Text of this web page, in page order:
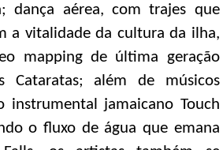
dança aérea, com trajes que
a vitalidade da cultura da ilha,
mapping de última geração
Cataratas; além de músicos
instrumental jamaicano Touch
o fluxo de água que emana